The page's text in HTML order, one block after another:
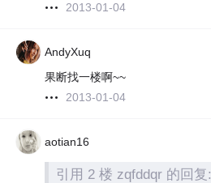
2013-01-04
AndyXuq
果断找一楼啊~~
2013-01-04
aotian16
引用 2 楼 zqfddqr 的回复: